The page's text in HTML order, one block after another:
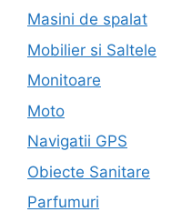
Masini de spalat
Mobilier si Saltele
Monitoare
Moto
Navigatii GPS
Obiecte Sanitare
Parfumuri